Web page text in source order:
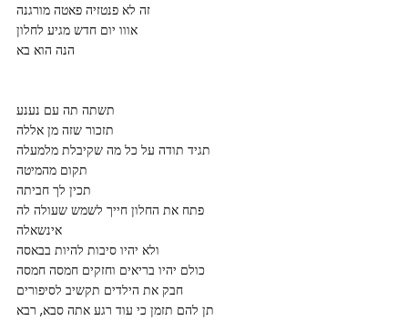
זה לא פנטזיה פאטה מורגנה
אווו יום חדש מגיע לחלון
הנה הוא בא
תשתה תה עם נענע
תזכור שזה מן אללה
תגיד תודה על כל מה שקיבלת מלמעלה
תקום מהמיטה
תכין לך חביתה
פתח את החלון חייך לשמש שעולה לה
אינשאלה
ולא יהיו סיבות להיות בבאסה
כולם יהיו בריאים וחזקים חמסה חמסה
חבק את הילדים תקשיב לסיפורים
תן להם תזמן כי עוד רגע אתה סבא, רבא